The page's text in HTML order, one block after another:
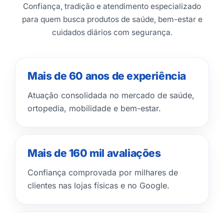
Confiança, tradição e atendimento especializado
para quem busca produtos de saúde, bem-estar e
cuidados diários com segurança.
Mais de 60 anos de experiência
Atuação consolidada no mercado de saúde,
ortopedia, mobilidade e bem-estar.
Mais de 160 mil avaliações
Confiança comprovada por milhares de
clientes nas lojas físicas e no Google.